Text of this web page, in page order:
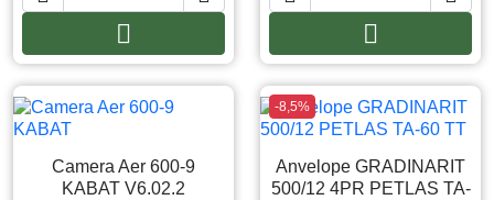
 
Camera Aer 600-9
KABAT V6.02.2
-8,5%
Anvelope GRADINARIT
500/12 4PR PETLAS TA-